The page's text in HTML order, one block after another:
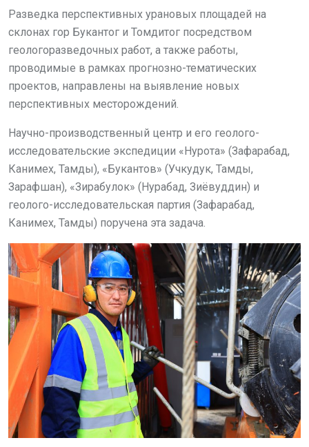
Разведка перспективных урановых площадей на
склонах гор Букантог и Томдитог посредством
геологоразведочных работ, а также работы,
проводимые в рамках прогнозно-тематических
проектов, направлены на выявление новых
перспективных месторождений.
Научно-производственный центр и его геолого-
исследовательские экспедиции «Нурота» (Зафарабад,
Канимех, Тамды), «Букантов» (Учкудук, Тамды,
Зарафшан), «Зирабулок» (Нурабад, Зиёвуддин) и
геолого-исследовательская партия (Зафарабад,
Канимех, Тамды) поручена эта задача.